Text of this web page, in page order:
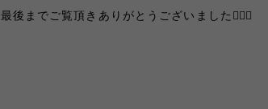
最後までご覧頂きありがとうございました🙇🏻‍♀️